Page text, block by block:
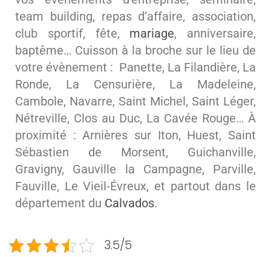
team building, repas d’affaire, association,
club sportif, fête, mariage, anniversaire,
baptême… Cuisson à la broche sur le lieu de
votre évènement : Panette, La Filandière, La
Ronde, La Censurière, La Madeleine,
Cambole, Navarre, Saint Michel, Saint Léger,
Nétreville, Clos au Duc, La Cavée Rouge… À
proximité : Arnières sur Iton, Huest, Saint
Sébastien de Morsent, Guichanville,
Gravigny, Gauville la Campagne, Parville,
Fauville, Le Vieil-Évreux, et partout dans le
département du Calvados.
3.5/5